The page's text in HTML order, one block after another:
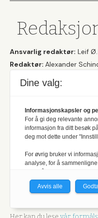
Ansvarlig redaktør: Leif
Redaktør: Alexander
Journalist:
Torgeir W.
Lill-Torunn Kilde
Her finner duvåre
personvernerklæring.
Et
Dine valg:
Informasjonskapsler og
For å gi deg relevante
informasjon fra ditt besøk
deg mot dette under
For øvrig bruker vi
analyse, for å
personvernerklæring.
du få relevante annonser
nettverket basert på
Avvis alle